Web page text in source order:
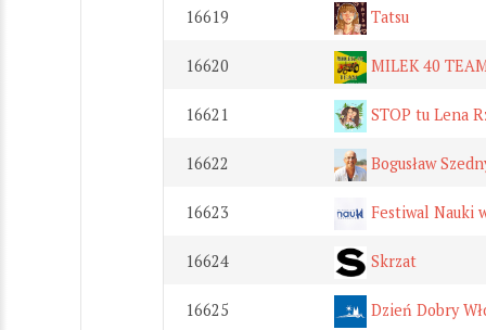
16619 Tatsu
16620 MILEK 40
16621 STOP tu Lena
16622 Bogusław
16623 Festiwal Nauki
16624 Skrzat
16625 Dzień Dobry